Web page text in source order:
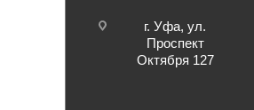
г. Уфа, ул.
Проспект
Октября 127